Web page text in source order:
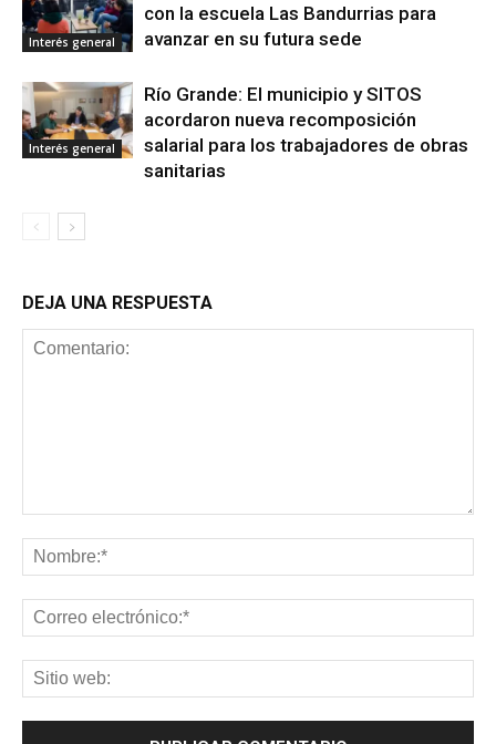
Interés general
con la escuela Las Bandurrias para
avanzar en su futura sede
Interés general
Río Grande: El municipio y SITOS
acordaron nueva recomposición
salarial para los trabajadores de obras
sanitarias
DEJA UNA RESPUESTA